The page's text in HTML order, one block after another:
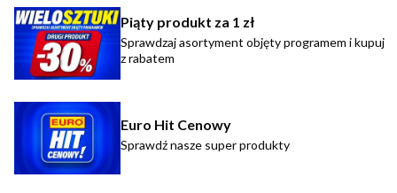
Piąty produkt za 1 zł
Sprawdzaj asortyment objęty programem i kupuj
z rabatem
Euro Hit Cenowy
Sprawdź nasze super produkty